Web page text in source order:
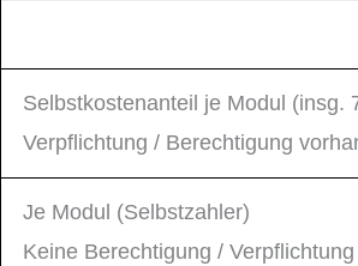
Selbstkostenanteil je Modul (insg.
Verpflichtung / Berechtigung
Je Modul (Selbstzahler)
Keine Berechtigung /